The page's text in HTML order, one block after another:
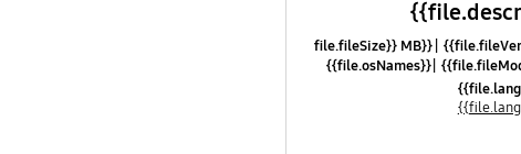
{{file.fileSize}} MB
{{file.osNames}}